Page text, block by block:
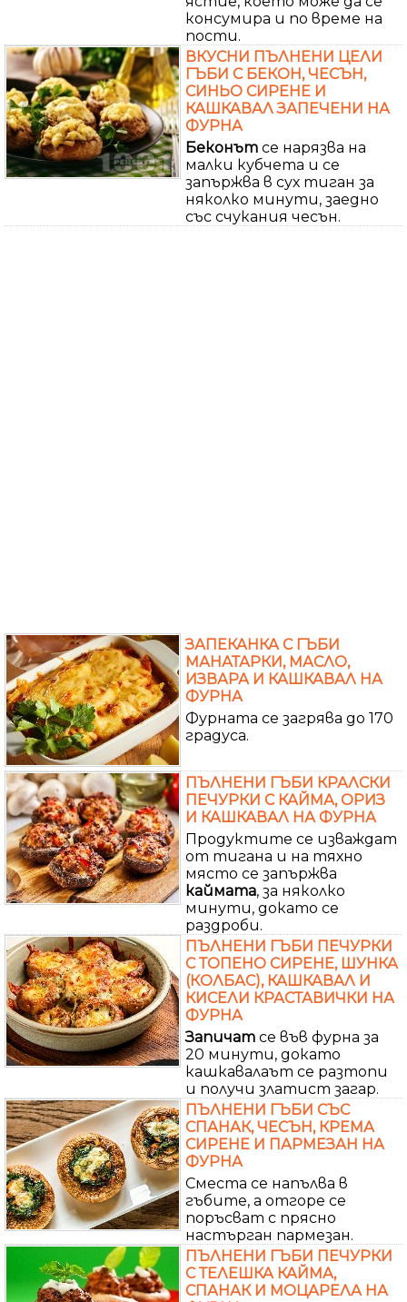
консумира и по време на
пости.
ВКУСНИ ПЪЛНЕНИ ЦЕЛИ
ГЪБИ С БЕКОН, ЧЕСЪН,
СИНЬО СИРЕНЕ И
КАШКАВАЛ ЗАПЕЧЕНИ НА
ФУРНА
Беконът се нарязва на
малки кубчета и се
запържва в сух тиган за
няколко минути, заедно
със счукания чесън.
ЗАПЕКАНКА С ГЪБИ
МАНАТАРКИ, МАСЛО,
ИЗВАРА И КАШКАВАЛ НА
ФУРНА
Фурната се загрява до 170
градуса.
ПЪЛНЕНИ ГЪБИ КРАЛСКИ
ПЕЧУРКИ С КАЙМА, ОРИЗ
И КАШКАВАЛ НА ФУРНА
Продуктите се изваждат
от тигана и на тяхно
място се запържва
каймата, за няколко
минути, докато се
раздроби.
ПЪЛНЕНИ ГЪБИ ПЕЧУРКИ
С ТОПЕНО СИРЕНЕ, ШУНКА
(КОЛБАС), КАШКАВАЛ И
КИСЕЛИ КРАСТАВИЧКИ НА
ФУРНА
Запичат се във фурна за
20 минути, докато
кашкавалаът се разтопи
и получи златист загар.
ПЪЛНЕНИ ГЪБИ СЪС
СПАНАК, ЧЕСЪН, КРЕМА
СИРЕНЕ И ПАРМЕЗАН НА
ФУРНА
Сместа се напълва в
гъбите, а отгоре се
поръсват с прясно
настърган пармезан.
ПЪЛНЕНИ ГЪБИ ПЕЧУРКИ
С ТЕЛЕШКА КАЙМА,
СПАНАК И МОЦАРЕЛА НА